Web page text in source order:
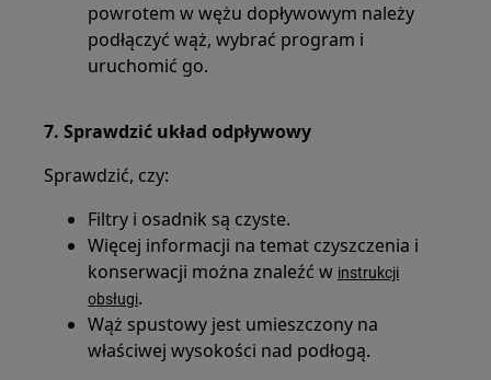
powrotem w wężu dopływowym należy
podłączyć wąż, wybrać program i
uruchomić go.
7. Sprawdzić układ odpływowy
Sprawdzić, czy:
Filtry i osadnik są czyste.
Więcej informacji na temat czyszczenia i
konserwacji można znaleźć w instrukcji
obsługi.
Wąż spustowy jest umieszczony na
właściwej wysokości nad podłogą.